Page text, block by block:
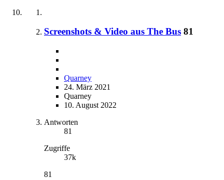
Screenshots & Video aus The Bus 81
Quarney
24. März 2021
Quarney
10. August 2022
Antworten
81
Zugriffe
37k
81